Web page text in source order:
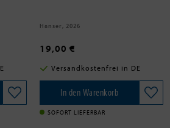
Hanser, 2026
19,00 €
Versandkostenfrei in DE
In den Warenkorb
SOFORT LIEFERBAR